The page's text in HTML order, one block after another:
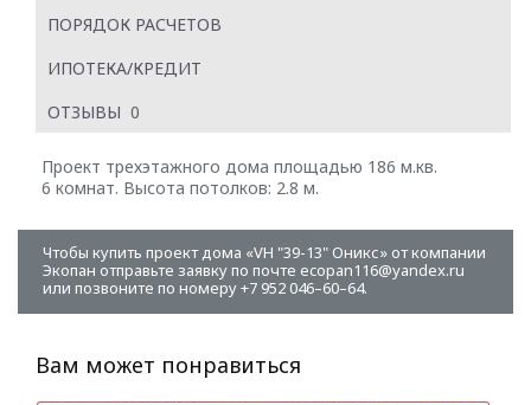
ПОРЯДОК РАСЧЕТОВ
ИПОТЕКА/КРЕДИТ
ОТЗЫВЫ 0
Проект трехэтажного дома площадью 186 м.кв.
6 комнат. Высота потолков: 2.8 м.
Чтобы купить проект дома «VH "39-13" Оникс» от компании
Экопан отправьте заявку по почте ecopan116@yandex.ru
или позвоните по номеру +7 952 046–60–64.
Вам может понравиться